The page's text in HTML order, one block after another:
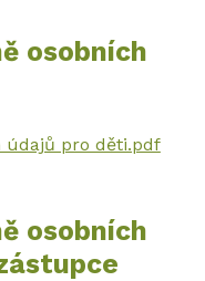
osobních
údajů pro děti.pdf
osobních